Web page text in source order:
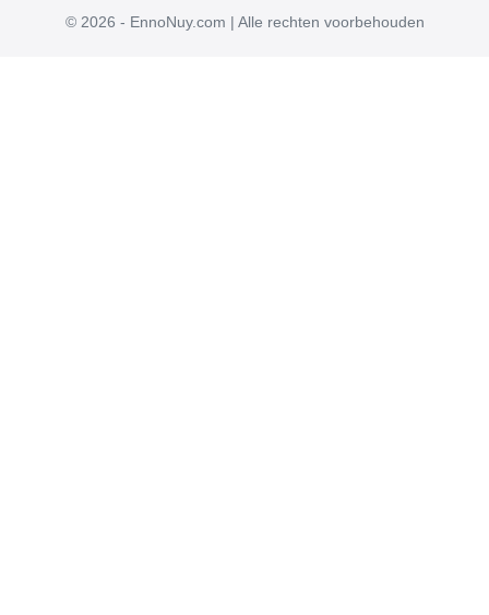
© 2026 - EnnoNuy.com | Alle rechten voorbehouden